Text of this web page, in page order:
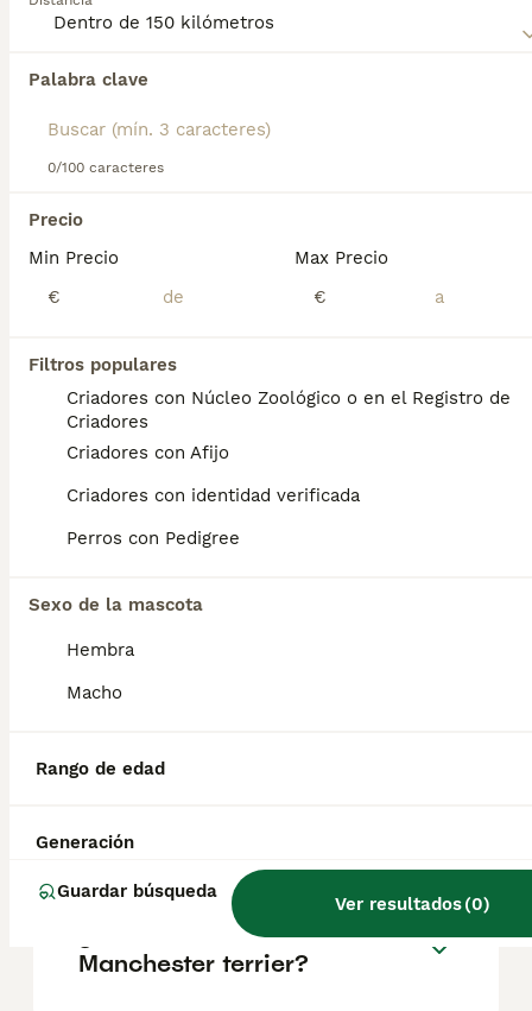
Palabra clave
0/100 caracteres
Precio
Min Precio
€
Max Precio
€
Filtros populares
Criadores con Núcleo Zoológico o en el Registro de
Criadores
Criadores con Afijo
Criadores con identidad verificada
Perros con Pedigree
Sexo de la mascota
Hembra
Macho
Rango de edad
Generación
Guardar búsqueda
Ver resultados(0)
consejos de compra de Manchester Terrier para obtener
Encontramos 0 Manchester Terrier Perros
Si deseas exactamente esta búsqueda guarda tu
búsqueda y espera el resultado perfecto:
Preguntas frecuentes
¿Cómo es el carácter del
Manchester terrier?
Es un terrier típico en muchos aspectos:
tiene mucho carácter, puede ser terco, tenaz
y ladrador. También tiene todas las
cualidades de los terriers: es muy fiel a sus
¿Es un Manchester Terrier lo
mismo que un Pinscher
tranquilo?
¿Qué tamaño tiene un
Manchester terrier?